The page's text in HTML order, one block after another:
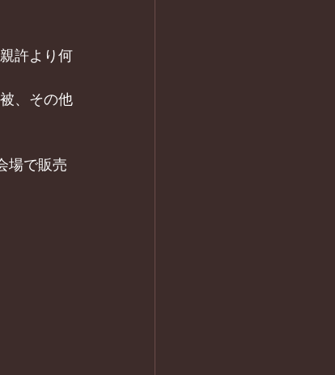
許より何
、その他
場で販売